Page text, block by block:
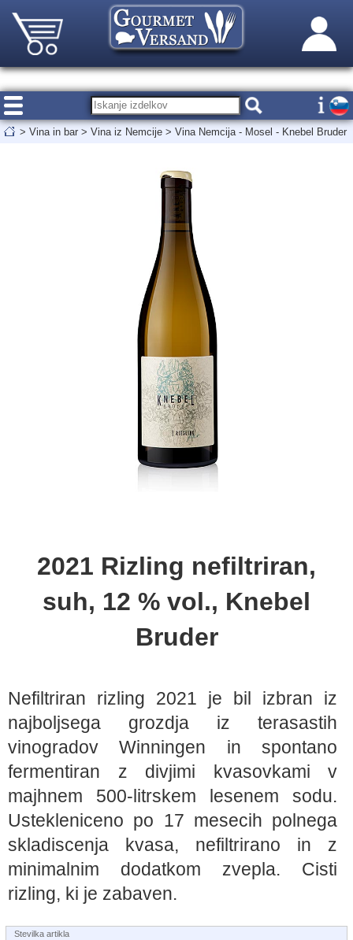
> Vina in bar > Vina iz Nemcije > Vina Nemcija - Mosel - Knebel Bruder
2021 Rizling nefiltriran,
suh, 12 % vol., Knebel
Bruder
Nefiltriran rizling 2021 je bil izbran iz
najboljsega grozdja iz terasastih
vinogradov Winningen in spontano
fermentiran z divjimi kvasovkami v
majhnem 500-litrskem lesenem sodu.
Ustekleniceno po 17 mesecih polnega
skladiscenja kvasa, nefiltrirano in z
minimalnim dodatkom zvepla. Cisti
rizling, ki je zabaven.
Stevilka artikla